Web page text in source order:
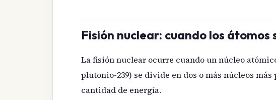
Fisión nuclear: cuando los átomos
La fisión nuclear ocurre cuando un núcleo
plutonio-239) se divide en dos o más núcleos
cantidad de energía.